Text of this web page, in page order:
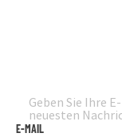
Geben Sie Ihre
neuesten
E-MAIL